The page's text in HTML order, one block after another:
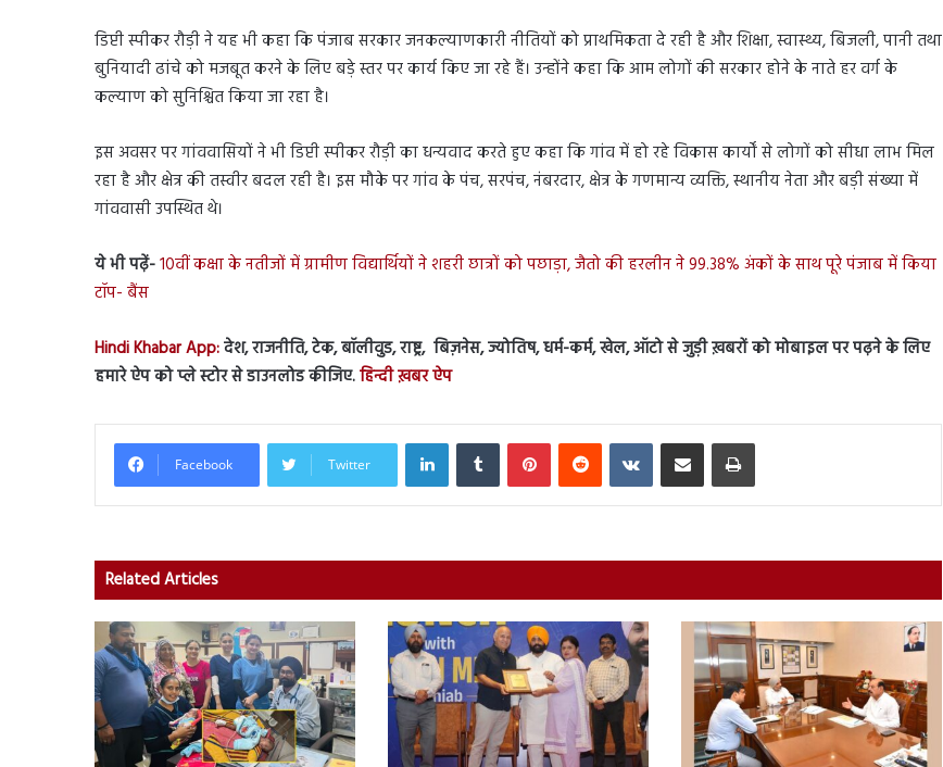
डिप्टी स्पीकर रौड़ी ने यह भी कहा कि पंजाब सरकार जनकल्याणकारी नीतियों को प्राथमिकता दे रही है और शिक्षा, स्वास्थ्य, बिजली, पानी तथा
बुनियादी ढांचे को मजबूत करने के लिए बड़े स्तर पर कार्य किए जा रहे हैं। उन्होंने कहा कि आम लोगों की सरकार होने के नाते हर वर्ग के
कल्याण को सुनिश्चित किया जा रहा है।
इस अवसर पर गांववासियों ने भी डिप्टी स्पीकर रौड़ी का धन्यवाद करते हुए कहा कि गांव में हो रहे विकास कार्यों से लोगों को सीधा लाभ मिल
रहा है और क्षेत्र की तस्वीर बदल रही है। इस मौके पर गांव के पंच, सरपंच, नंबरदार, क्षेत्र के गणमान्य व्यक्ति, स्थानीय नेता और बड़ी संख्या में
गांववासी उपस्थित थे।
ये भी पढ़ें-10वीं कक्षा के नतीजों में ग्रामीण विद्यार्थियों ने शहरी छात्रों को पछाड़ा, जैतो की हरलीन ने 99.38% अंकों के साथ पूरे पंजाब में किया
टॉप- बैंस
Hindi Khabar App:देश, राजनीति, टेक, बॉलीवुड, राष्ट्र, बिज़नेस, ज्योतिष, धर्म-कर्म, खेल, ऑटो से जुड़ी ख़बरों को मोबाइल पर पढ़ने के लिए
हमारे ऐप को प्ले स्टोर से डाउनलोड कीजिए.हिन्दी ख़बर ऐप
Facebook Twitter
LinkedInTumblr PinterestReddit VKontakteShare via Email Print
Related Articles